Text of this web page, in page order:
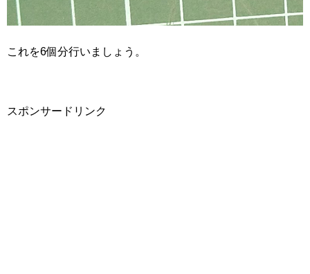
これを6個分行いましょう。
スポンサードリンク